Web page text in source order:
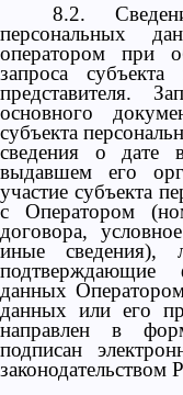
8.2.
персональных
оператором при
запроса
представителя.
основного
субъекта
сведения о дате
выдавшем его
участие субъекта
с Оператором
договора,
иные сведения),
подтверждающие
данных
данных или его
направлен в
подписан
законодательством